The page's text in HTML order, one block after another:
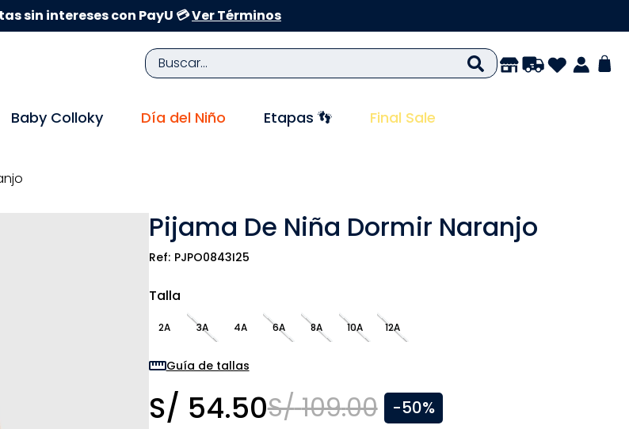
sin intereses con PayU 💳Ver Términos
Buscar...
Baby Colloky Día del Niño Etapas 👣 Final Sale
Pijama De Niña Dormir Naranjo
PJPO0843I25
Talla
2A 3A 4A 6A 8A 10A 12A
Guía de tallas
S/ 54.50S/ 109.00 -50%
MÁS BUSCADOS